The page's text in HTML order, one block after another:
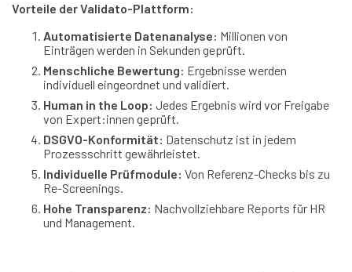
Vorteile der Validato-Plattform:
Automatisierte Datenanalyse: Millionen von
Einträgen werden in Sekunden geprüft.
Menschliche Bewertung: Ergebnisse werden
individuell eingeordnet und validiert.
Human in the Loop: Jedes Ergebnis wird vor Freigabe
von Expert:innen geprüft.
DSGVO-Konformität: Datenschutz ist in jedem
Prozessschritt gewährleistet.
Individuelle Prüfmodule: Von Referenz-Checks bis zu
Re-Screenings.
Hohe Transparenz: Nachvollziehbare Reports für HR
und Management.